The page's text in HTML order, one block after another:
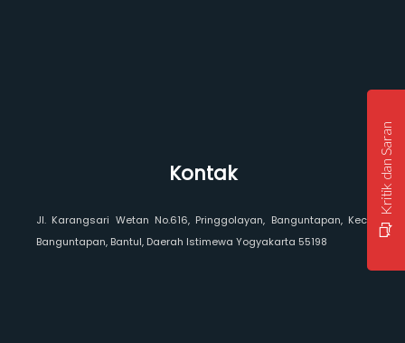
Kontak
Jl. Karangsari Wetan No.616, Pringgolayan, Banguntapan, Kec.
Banguntapan, Bantul, Daerah Istimewa Yogyakarta 55198
Kritik dan Saran